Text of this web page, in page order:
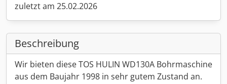
zuletzt am 25.02.2026
Beschreibung
Wir bieten diese TOS HULIN WD130A Bohrmaschine
aus dem Baujahr 1998 in sehr gutem Zustand an.